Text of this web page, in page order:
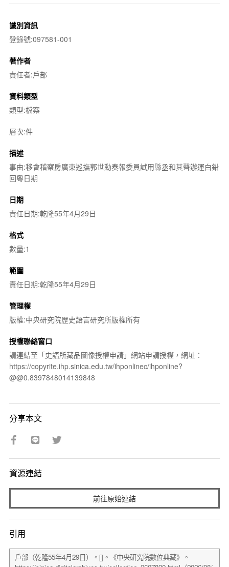
識別資訊
登錄號:097581-001
著作者
責任者:戶部
資料類型
類型:檔案
層次:件
描述
事由:移會稽察房廣東巡撫郭世勳奏報委員試用縣丞和其聲辦運白鉛
回粵日期
日期
責任日期:乾隆55年4月29日
格式
數量:1
範圍
責任日期:乾隆55年4月29日
管理權
版權:中央研究院歷史語言研究所版權所有
授權聯絡窗口
請連結至「史語所藏品圖像授權申請」網站申請授權，網址：
https://copyrite.ihp.sinica.edu.tw/ihponlinec/ihponline?
@@0.8397848014139848
分享本文
資源連結
前往原始連結
引用